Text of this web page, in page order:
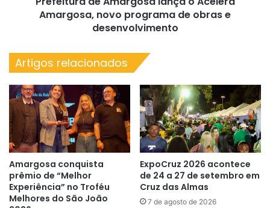
Amargosa, novo programa de obras e
desenvolvimento
Artigos relacionados
Amargosa conquista
prêmio de “Melhor
Experiência” no Troféu
Melhores do São João
ExpoCruz 2026 acontece
de 24 a 27 de setembro em
Cruz das Almas
7 de agosto de 2026